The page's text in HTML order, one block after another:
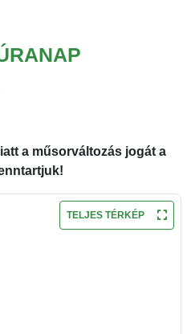
a műsorváltozás jogát a
TELJES TÉRKÉP